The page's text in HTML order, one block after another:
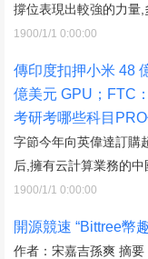
撐位表現出較強的力量,
1900/1/1 0:00:00
傳印度扣押小米 48
億美元 GPU；FTC
考研考哪些科目
字節今年向英偉達訂購
后,擁有云計算業務的
1900/1/1 0:00:00
開源競速 “Bittree幣
作者：宋嘉吉孫爽 摘